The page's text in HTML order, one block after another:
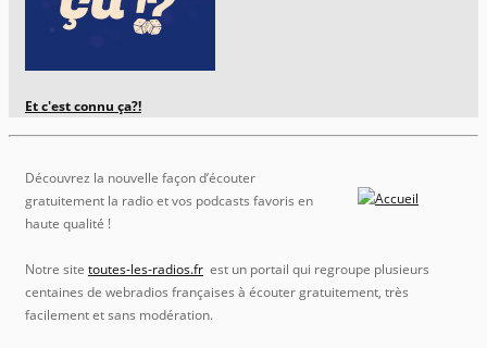
Et c'est connu ça?!
Découvrez la nouvelle façon d’écouter
gratuitement la radio et vos podcasts favoris en
haute qualité !
Notre site toutes-les-radios.fr est un portail qui regroupe plusieurs
centaines de webradios françaises à écouter gratuitement, très
facilement et sans modération.